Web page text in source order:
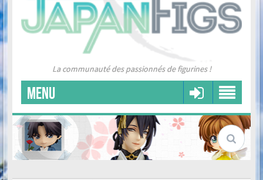
La communauté des passionnés de figurines !
MENU